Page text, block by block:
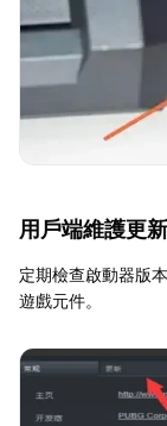
用戶端維護更新
定期檢查啟動器版
遊戲元件。